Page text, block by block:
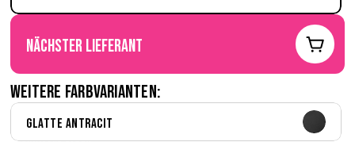
nächster Lieferant
Weitere Farbvarianten:
Glatte Antracit